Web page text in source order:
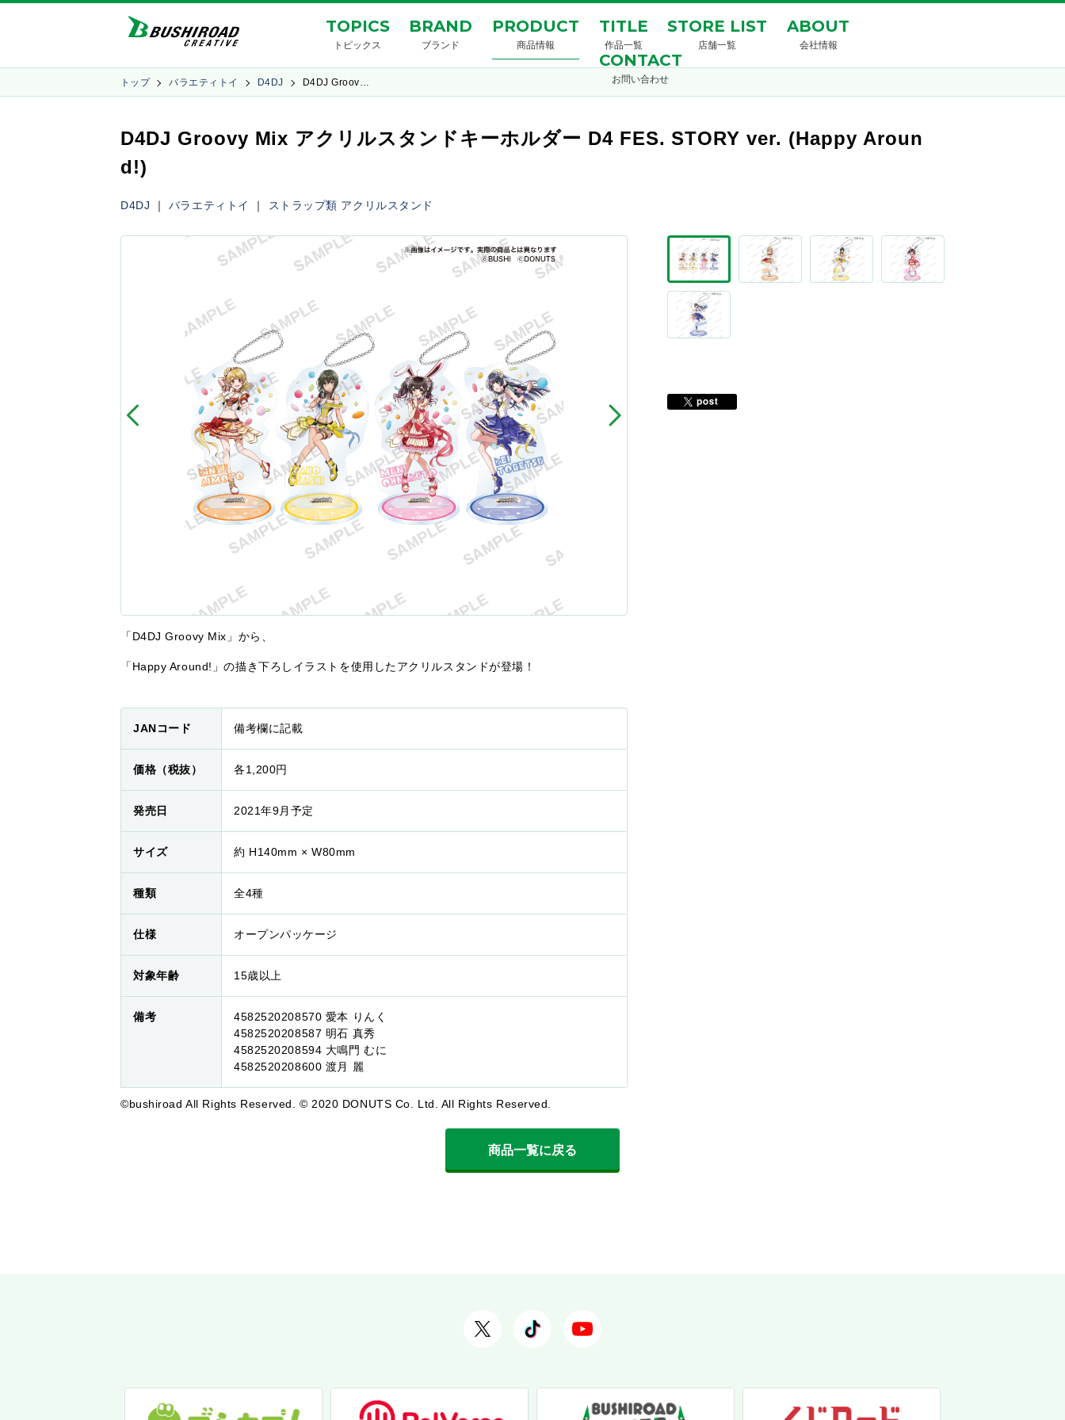
TOPICS
トピックス
BRAND
ブランド
PRODUCT
商品情報
TITLE
作品一覧
STORE LIST
店舗一覧
ABOUT
会社情報
CONTACT
お問い合わせ
トップ バラエティトイ D4DJ D4DJ Groov…
D4DJ Groovy Mix アクリルスタンドキーホルダー D4 FES. STORY ver. (Happy Aroun
d!)
D4DJ ｜ バラエティトイ ｜ ストラップ類 アクリルスタンド
「D4DJ Groovy Mix」から、
「Happy Around!」の描き下ろしイラストを使用したアクリルスタンドが登場！
JANコード 備考欄に記載
価格（税抜） 各1,200円
発売日 2021年9月予定
サイズ 約 H140mm × W80mm
種類 全4種
仕様 オープンパッケージ
対象年齢 15歳以上
備考
4582520208570 愛本 りんく
4582520208587 明石 真秀
4582520208594 大鳴門 むに
4582520208600 渡月 麗
©bushiroad All Rights Reserved. © 2020 DONUTS Co. Ltd. All Rights Reserved.
商品一覧に戻る